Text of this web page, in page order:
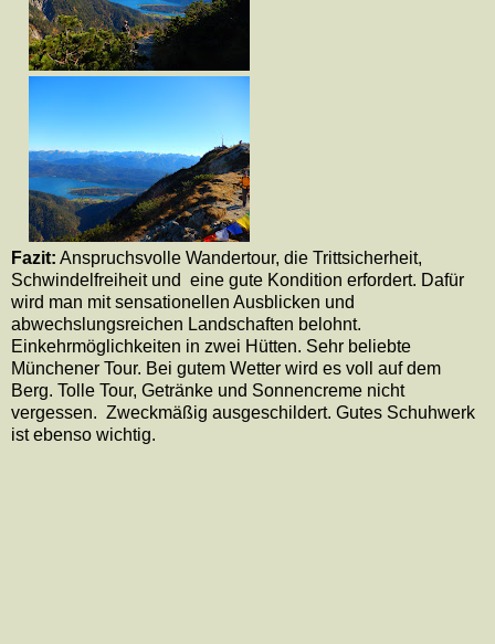
Fazit: Anspruchsvolle Wandertour, die Trittsicherheit,
Schwindelfreiheit und eine gute Kondition erfordert. Dafür
wird man mit sensationellen Ausblicken und
abwechslungsreichen Landschaften belohnt.
Einkehrmöglichkeiten in zwei Hütten. Sehr beliebte
Münchener Tour. Bei gutem Wetter wird es voll auf dem
Berg. Tolle Tour, Getränke und Sonnencreme nicht
vergessen. Zweckmäßig ausgeschildert. Gutes Schuhwerk
ist ebenso wichtig.